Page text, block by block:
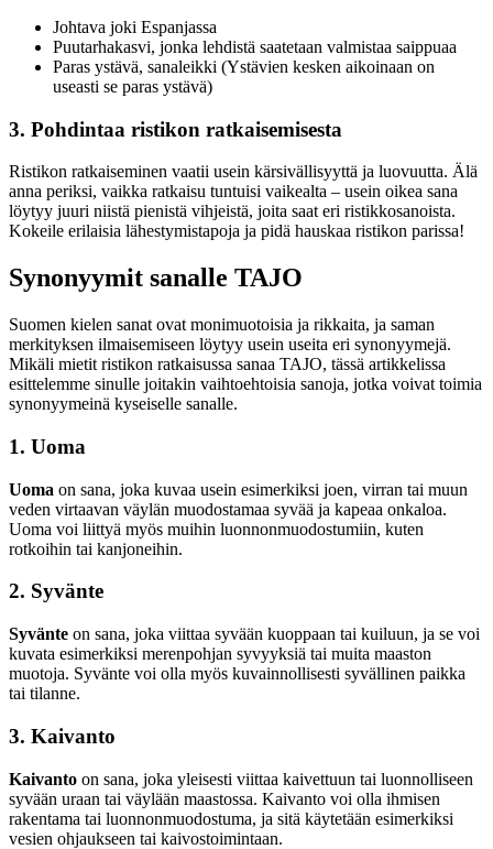
Johtava joki Espanjassa
Puutarhakasvi, jonka lehdistä saatetaan valmistaa saippuaa
Paras ystävä, sanaleikki (Ystävien kesken aikoinaan on
useasti se paras ystävä)
3. Pohdintaa ristikon ratkaisemisesta
Ristikon ratkaiseminen vaatii usein kärsivällisyyttä ja luovuutta. Älä
anna periksi, vaikka ratkaisu tuntuisi vaikealta – usein oikea sana
löytyy juuri niistä pienistä vihjeistä, joita saat eri ristikkosanoista.
Kokeile erilaisia lähestymistapoja ja pidä hauskaa ristikon parissa!
Synonyymit sanalle TAJO
Suomen kielen sanat ovat monimuotoisia ja rikkaita, ja saman
merkityksen ilmaisemiseen löytyy usein useita eri synonyymejä.
Mikäli mietit ristikon ratkaisussa sanaa TAJO, tässä artikkelissa
esittelemme sinulle joitakin vaihtoehtoisia sanoja, jotka voivat toimia
synonyymeinä kyseiselle sanalle.
1. Uoma
Uoma on sana, joka kuvaa usein esimerkiksi joen, virran tai muun
veden virtaavan väylän muodostamaa syvää ja kapeaa onkaloa.
Uoma voi liittyä myös muihin luonnonmuodostumiin, kuten
rotkoihin tai kanjoneihin.
2. Syvänte
Syvänte on sana, joka viittaa syvään kuoppaan tai kuiluun, ja se voi
kuvata esimerkiksi merenpohjan syvyyksiä tai muita maaston
muotoja. Syvänte voi olla myös kuvainnollisesti syvällinen paikka
tai tilanne.
3. Kaivanto
Kaivanto on sana, joka yleisesti viittaa kaivettuun tai luonnolliseen
syvään uraan tai väylään maastossa. Kaivanto voi olla ihmisen
rakentama tai luonnonmuodostuma, ja sitä käytetään esimerkiksi
vesien ohjaukseen tai kaivostoimintaan.